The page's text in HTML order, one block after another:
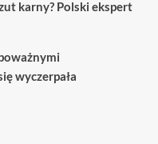
karny? Polski ekspert
wyczerpała